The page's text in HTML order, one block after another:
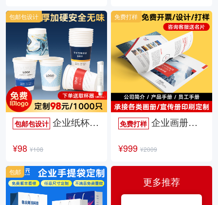
包邮包设计 企业纸杯定制
¥98 ¥108
包邮包设计
免费打样企业画册定制
¥999 ¥2009
免费打样
包邮
更多推荐